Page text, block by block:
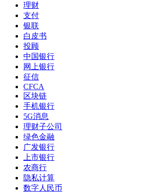
理财
支付
银联
白皮书
投顾
中国银行
网上银行
征信
CFCA
区块链
手机银行
5G消息
理财子公司
绿色金融
广发银行
上市银行
农商行
隐私计算
数字人民币